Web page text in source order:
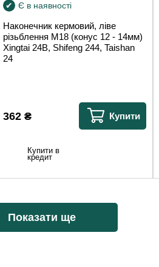
Є в наявності
Наконечник кермовий, ліве
різьблення М18 (конус 12 - 14мм)
Xingtai 24B, Shifeng 244, Taishan
24
362₴ Купити
Купити в
кредит
Показати ще